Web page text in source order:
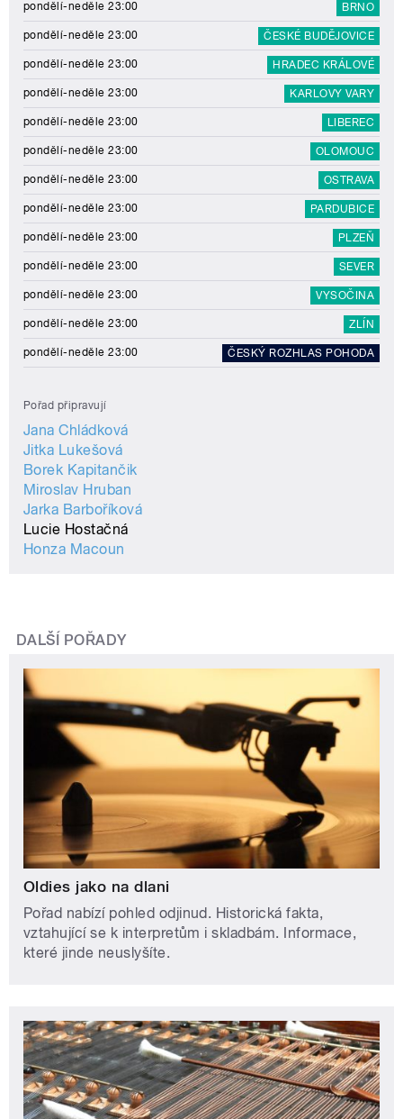
pondělí-neděle 23:00 BRNO
pondělí-neděle 23:00 ČESKÉ BUDĚJOVICE
pondělí-neděle 23:00 HRADEC KRÁLOVÉ
pondělí-neděle 23:00 KARLOVY VARY
pondělí-neděle 23:00 LIBEREC
pondělí-neděle 23:00 OLOMOUC
pondělí-neděle 23:00 OSTRAVA
pondělí-neděle 23:00 PARDUBICE
pondělí-neděle 23:00 PLZEŇ
pondělí-neděle 23:00 SEVER
pondělí-neděle 23:00 VYSOČINA
pondělí-neděle 23:00 ZLÍN
pondělí-neděle 23:00 ČESKÝ ROZHLAS POHODA
Pořad připravují
Jana Chládková
Jitka Lukešová
Borek Kapitančik
Miroslav Hruban
Jarka Barboříková
Lucie Hostačná
Honza Macoun
DALŠÍ POŘADY
Oldies jako na dlani
Pořad nabízí pohled odjinud. Historická fakta,
vztahující se k interpretům i skladbám. Informace,
které jinde neuslyšíte.